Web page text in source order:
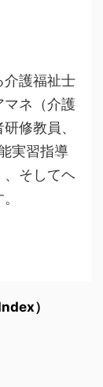
介護福祉士
マネ（介護
修教員、
実習指導
、そしてヘ
）